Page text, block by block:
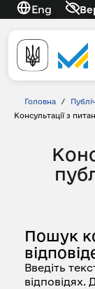
Eng
Головна /
Консультації з
Пошук
Введіть